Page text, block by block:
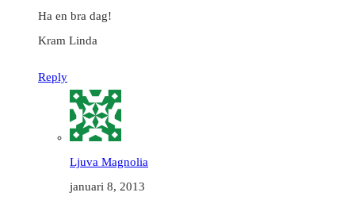
Ha en bra dag!
Kram Linda
Reply
Ljuva Magnolia
januari 8, 2013